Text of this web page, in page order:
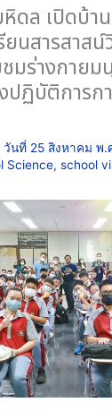
ดล เปิดบ้า
ยนสารสาส
มร่างกายม
ปฏิบัติการก
วันที่ 25 สิงหาคม พ.
Science,school